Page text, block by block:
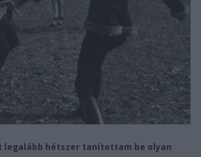
legalább hétszer tanítottam be olyan